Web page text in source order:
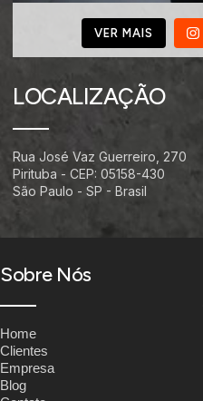
VER MAIS
LOCALIZAÇÃO
Rua José Vaz Guerreiro, 270
Pirituba - CEP: 05158-430
São Paulo - SP - Brasil
Sobre Nós
Home
Clientes
Empresa
Blog